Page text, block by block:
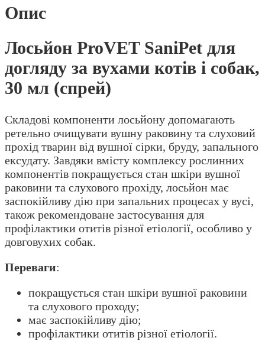
Опис
Лосьйон ProVET SaniPet для
догляду за вухами котів і собак,
30 мл (спрей)
Складові компоненти лосьйону допомагають
ретельно очищувати вушну раковину та слуховий
прохід тварин від вушної сірки, бруду, запального
ексудату. Завдяки вмісту комплексу рослинних
компонентів покращується стан шкіри вушної
раковини та слухового прохіду, лосьйон має
заспокійливу дію при запальних процесах у вусі,
також рекомендоване застосування для
профілактики отитів різної етіології, особливо у
довговухих собак.
Переваги:
покращується стан шкіри вушної раковини
та слухового проходу;
має заспокійливу дію;
профілактики отитів різної етіології.